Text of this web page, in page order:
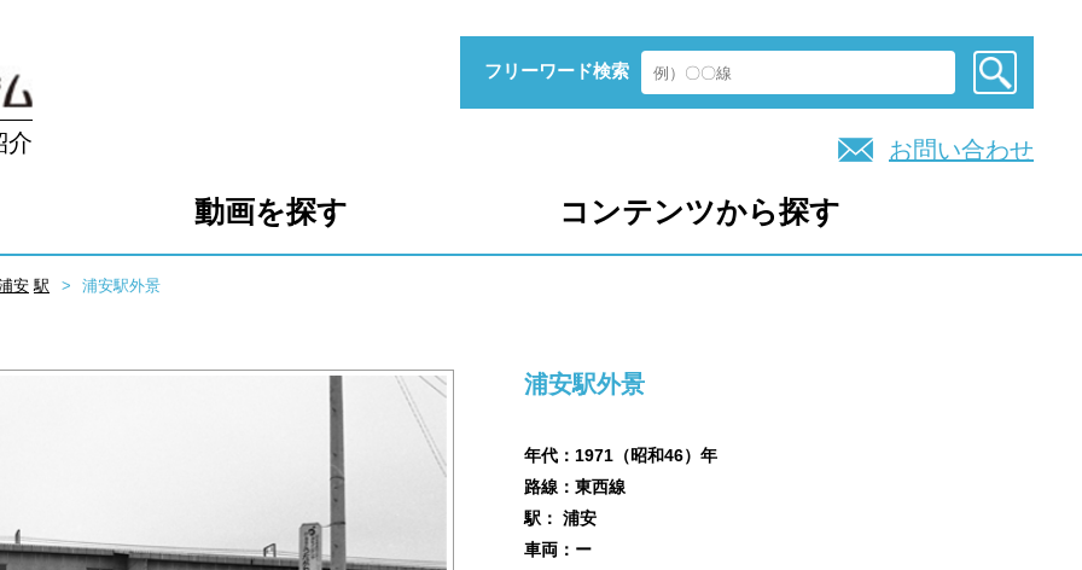
介
フリーワード検索
お問い合わせ
動画を探す コンテンツから探す
安 駅 浦安駅外景
浦安駅外景
年代：1971（昭和46）年
路線：東西線
駅： 浦安
車両：ー